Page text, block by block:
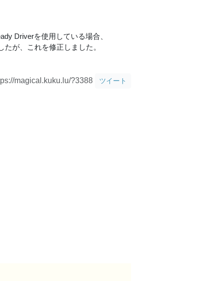
Driverを使用している場合、
が、これを修正しました。
magical.kuku.lu/?3388 ツイート